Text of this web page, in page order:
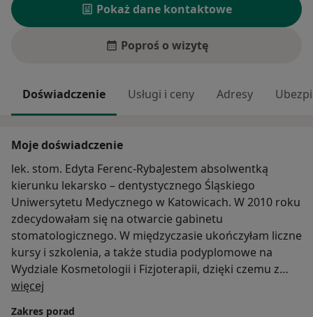
Pokaż dane kontaktowe
Poproś o wizytę
Doświadczenie Usługi i ceny Adresy
Moje doświadczenie
lek. stom. Edyta Ferenc-RybaJestem absolwentką
kierunku lekarsko – dentystycznego Śląskiego
Uniwersytetu Medycznego w Katowicach. W 2010 roku
zdecydowałam się na otwarcie gabinetu
stomatologicznego. W międzyczasie ukończyłam liczne
kursy i szkolenia, a także studia podyplomowe na
Wydziale Kosmetologii i Fizjoterapii, dzięki czemu z
pełną odpowiedzialnością, nabytą wiedzą oraz w
więcej
Zakres porad